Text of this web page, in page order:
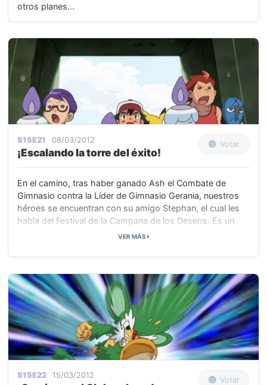
otros planes...
S15E21 08/03/2012
¡Escalando la torre del éxito!
Votar
En el camino, tras haber ganado Ash el Combate de
Gimnasio contra la Líder de Gimnasio Gerania, nuestros
héroes se encuentran con su amigo Stephan, el cual les
habla del Festival de la Campana de los Deseos. Es un
concurso donde equipos de Entrenadores y Pokémon
Loza y tocar la Campana de los Deseos. La leyenda dice
deseos.
VER MÁS
S15E22 15/03/2012 Votar